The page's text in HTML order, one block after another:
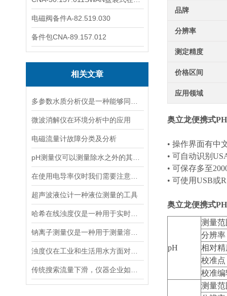
电磁阀备件A-82.519.030
备件包CNA-89.157.012
相关文章
微波消解仪在环境分析中的应用
电磁流量计故障分类及分析
超声波液位计一种液位测量的工具
品牌
分辨率
测定精度
价格区间
应用领域
奥立龙便携式
• 操作界面有中
• 可自动识别
• 可保存多至
• 可使用USB或
奥立龙便携式
pH
测量范
分辨率
相对精
校准点
校准
测量范